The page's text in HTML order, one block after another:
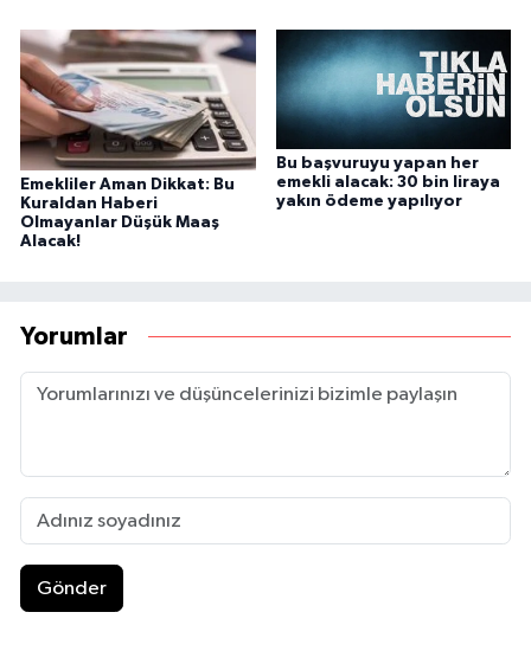
Emekliler Aman Dikkat: Bu
Kuraldan Haberi
Olmayanlar Düşük Maaş
Alacak!
Bu başvuruyu yapan her
emekli alacak: 30 bin liraya
yakın ödeme yapılıyor
Yorumlar
Gönder